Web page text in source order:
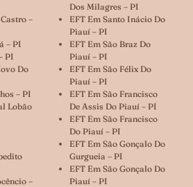
–
– PI
PI
Do
– PI
Lobão
–
Dos Milagres – PI
EFT Em Santo Inácio Do
Piauí – PI
EFT Em São Braz Do
Piauí – PI
EFT Em São Félix Do
Piauí – PI
EFT Em São Francisco
De Assis Do Piauí – PI
EFT Em São Francisco
Do Piauí – PI
EFT Em São Gonçalo Do
Gurgueia – PI
EFT Em São Gonçalo Do
Piauí – PI